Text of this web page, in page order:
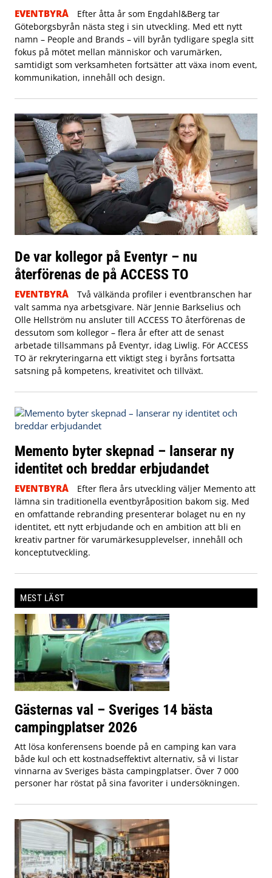
EVENTBYRÅ
Efter åtta år som Engdahl&Berg tar
Göteborgsbyrån nästa steg i sin utveckling. Med ett nytt
namn – People and Brands – vill byrån tydligare spegla sitt
fokus på mötet mellan människor och varumärken,
samtidigt som verksamheten fortsätter att växa inom event,
kommunikation, innehåll och design.
De var kollegor på Eventyr – nu
återförenas de på ACCESS TO
EVENTBYRÅ
Två välkända profiler i eventbranschen har
valt samma nya arbetsgivare. När Jennie Barkselius och
Olle Hellström nu ansluter till ACCESS TO återförenas de
dessutom som kollegor – flera år efter att de senast
arbetade tillsammans på Eventyr, idag Liwlig. För ACCESS
TO är rekryteringarna ett viktigt steg i byråns fortsatta
satsning på kompetens, kreativitet och tillväxt.
Memento byter skepnad – lanserar ny
identitet och breddar erbjudandet
EVENTBYRÅ
Efter flera års utveckling väljer Memento att
lämna sin traditionella eventbyråposition bakom sig. Med
en omfattande rebranding presenterar bolaget nu en ny
identitet, ett nytt erbjudande och en ambition att bli en
kreativ partner för varumärkesupplevelser, innehåll och
konceptutveckling.
MEST LÄST
Gästernas val – Sveriges 14 bästa
campingplatser 2026
Att lösa konferensens boende på en camping kan vara
både kul och ett kostnadseffektivt alternativ, så vi listar
vinnarna av Sveriges bästa campingplatser. Över 7 000
personer har röstat på sina favoriter i undersökningen.